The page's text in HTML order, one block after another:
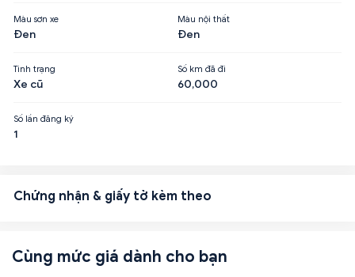
Màu sơn xe
Đen
Màu nội thất
Đen
Tình trạng
Xe cũ
Số km đã đi
60,000
Số lần đăng ký
1
Chứng nhận & giấy tờ kèm theo
Cùng mức giá dành cho bạn